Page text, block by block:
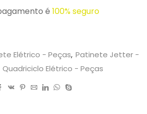
é 100% seguro
Elétrico - Peças, Patinete Jetter -
Quadriciclo Elétrico - Peças